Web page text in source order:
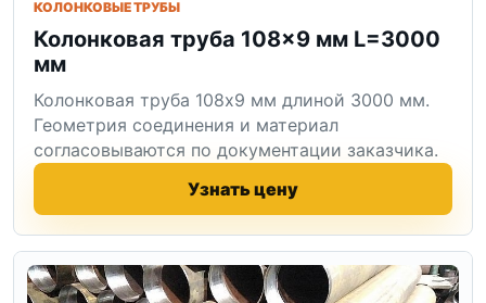
КОЛОНКОВЫЕ ТРУБЫ
Колонковая труба 108×9 мм L=3000
мм
Колонковая труба 108x9 мм длиной 3000 мм.
Геометрия соединения и материал
согласовываются по документации заказчика.
Узнать цену